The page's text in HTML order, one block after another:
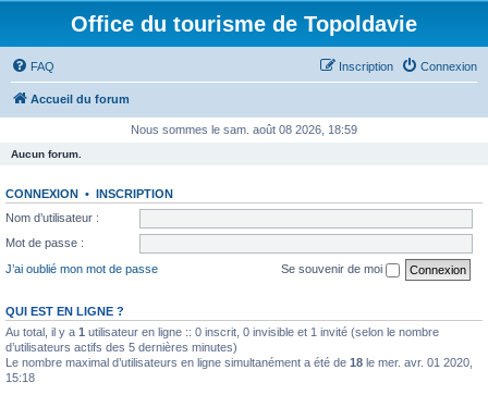
Office du tourisme de Topoldavie
FAQ Connexion
Inscription
Accueil du forum
Nous sommes le sam. août 08 2026, 18:59
Aucun forum.
CONNEXION • INSCRIPTION
Nom d’utilisateur :
Mot de passe :
J’ai oublié mon mot de passe
Se souvenir de moi
QUI EST EN LIGNE ?
Au total, il y a 1 utilisateur en ligne :: 0 inscrit, 0 invisible et 1 invité (selon le nombre
d’utilisateurs actifs des 5 dernières minutes)
Le nombre maximal d’utilisateurs en ligne simultanément a été de 18 le mer. avr. 01 2020,
15:18